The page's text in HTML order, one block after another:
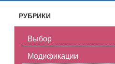
| ТЮНИНГ
РУБРИКИ
Выбор
Модификации